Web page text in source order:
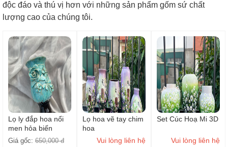
độc đáo và thú vị hơn với những sản phẩm gốm sứ chất
lượng cao của chúng tôi.
Lọ ly đắp hoa nổi
men hỏa biến
_H35cm
Giá gốc: 650,000 đ
Lọ hoa vẽ tay chim
hoa
Vui lòng liên hệ
Set Cúc Hoạ Mi 3D
Vui lòng liên hệ